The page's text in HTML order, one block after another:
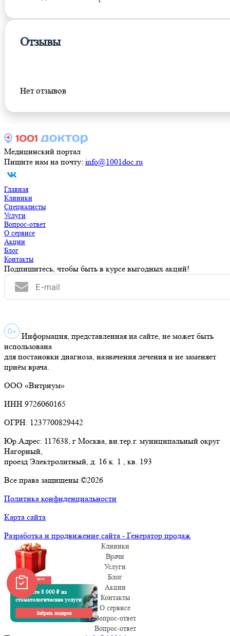
Отзывы
Нет отзывов
Медицинский портал
Пишите нам на почту: info@1001doc.ru
Главная
Клиники
Специалисты
Услуги
Вопрос-ответ
О сервисе
Акции
Блог
Контакты
Подпишитесь, чтобы быть в курсе выгодных акций!
Информация, представленная на сайте, не может быть
использована
для постановки диагноза, назначения лечения и не заменяет
приём врача.
ООО «Витриум»
ИНН 9726060165
ОГРН: 1237700829442
Юр.Адрес: 117638, г Москва, вн.тер.г. муниципальный округ
Нагорный,
проезд Электролитный, д. 16 к. 1 , кв. 193
Все права защищены ©2026
Политика конфиденциальности
Карта сайта
Разработка и продвижение сайта - Генератор продаж
Клиники
Врачи
Услуги
Блог
Акции
Контакты
О сервисе
Вопрос-ответ
Вопрос-ответ
Забрать подарок
Получите 8 000 ₽ на
стоматологические услуги
Забрать подарок